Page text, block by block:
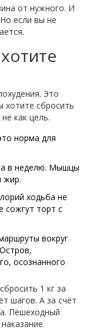
от нужного. И
если вы не
Это
хотите сбросить
как цель.
норма для
в неделю. Мышцы
жир.
ходьба не
сожгут торт с
вокруг
осознанного
1 кг за
шагов. А за счёт
Пешеходный